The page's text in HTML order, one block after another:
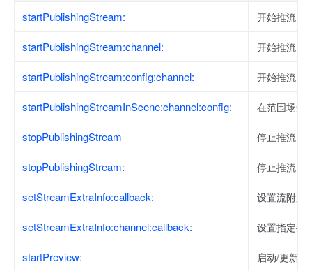
startPublishingStream:
开始推流。
startPublishingStream:channel: 开始推流，
startPublishingStream:config:channel: 开始推流，
startPublishingStreamInScene:channel:config: 在范围场景
stopPublishingStream 停止推流。
stopPublishingStream: 停止推流，
setStreamExtraInfo:callback: 设置流附加
setStreamExtraInfo:channel:callback: 设置指定推
startPreview: 启动/更新